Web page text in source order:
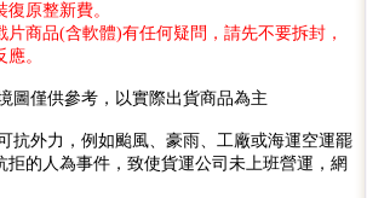
原整新費。
商品(含軟體)有任何疑問，請先不要拆封，
。
圖僅供參考，以實際出貨商品為主
抗外力，例如颱風、豪雨、工廠或海運空運罷
拒的人為事件，致使貨運公司未上班營運，網